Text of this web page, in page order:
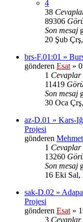
4
38
89306
Son mesaj
20 Şub
brs-F.01:01 »
gönderen Esat »
1 Cevaplar
11419
Son mesaj
30 Oca
az-D.01 » Kars-
Projesi
gönderen
1 Cevaplar
13260
Son mesaj
16 Eki Sal,
sak-D.02 »
Projesi
gönderen Esat »
3 Cevaplar